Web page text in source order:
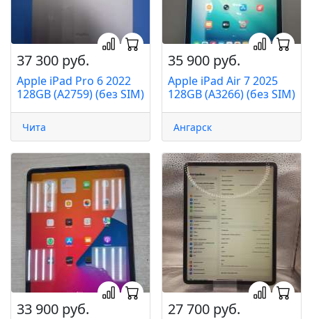
37 300 руб.
Apple iPad Pro 6 2022
128GB (A2759) (без SIM)
Чита
35 900 руб.
Apple iPad Air 7 2025
128GB (A3266) (без SIM)
Ангарск
33 900 руб. 27 700 руб.